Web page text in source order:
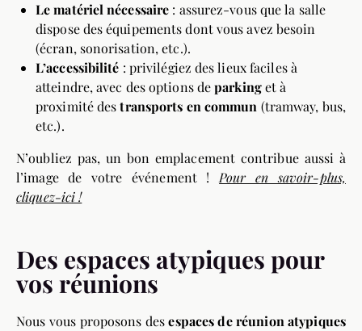
Le matériel nécessaire : assurez-vous que la salle
dispose des équipements dont vous avez besoin
(écran, sonorisation, etc.).
L’accessibilité : privilégiez des lieux faciles à
atteindre, avec des options deparkinget à
proximité destransports en commun (tramway, bus,
etc.).
N’oubliez pas, un bon emplacement contribue aussi à
l’image de votre événement !Pour en savoir-plus,
cliquez-ici !
Des espaces atypiques pour
vos réunions
Nous vous proposons desespaces de réunion atypiques